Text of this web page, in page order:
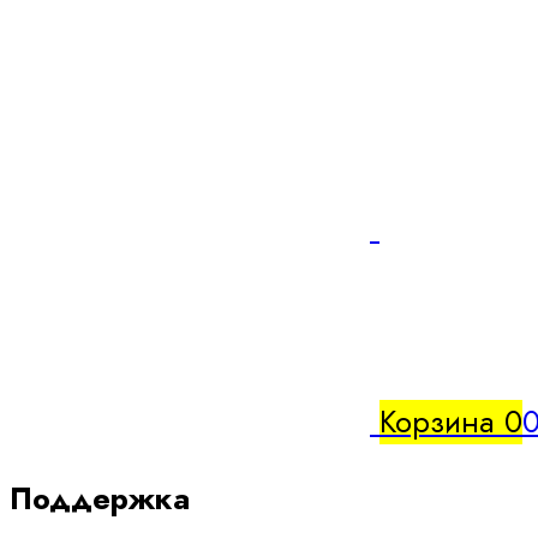
Корзина 0
Поддержка